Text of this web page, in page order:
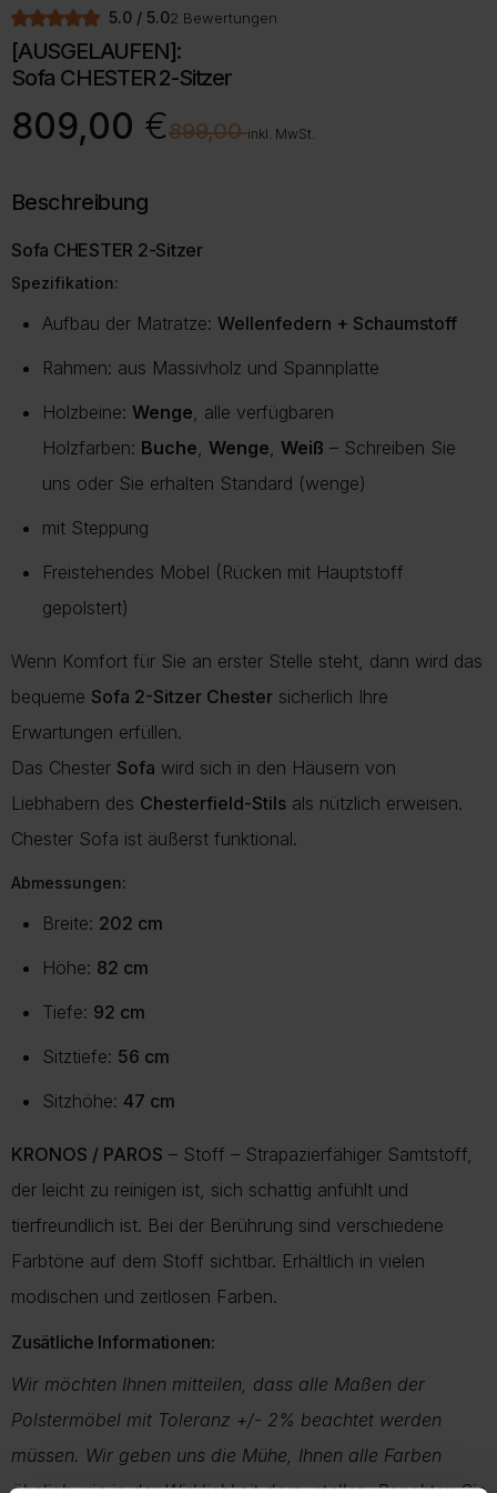
5.0 / 5.02 Bewertungen
[AUSGELAUFEN]:
Sofa CHESTER 2-Sitzer
€
899,00
Ursprünglicher
Preis
809,00 €
Aktueller
Preis inkl. MwSt.
Beschreibung
Sofa CHESTER 2-Sitzer
Spezifikation:
Aufbau der Matratze: Wellenfedern + Schaumstoff
Rahmen: aus Massivholz und Spannplatte
Holzbeine: Wenge, alle verfügbaren
Holzfarben: Buche, Wenge, Weiß – Schreiben Sie
uns oder Sie erhalten Standard (wenge)
mit Steppung
Freistehendes Möbel (Rücken mit Hauptstoff
gepolstert)
Wenn Komfort für Sie an erster Stelle steht, dann wird das
bequeme Sofa 2-Sitzer Chester sicherlich Ihre
Erwartungen erfüllen.
Das Chester Sofa wird sich in den Häusern von
Liebhabern des Chesterfield-Stils als nützlich erweisen.
Chester Sofa ist äußerst funktional.
Abmessungen:
Breite: 202 cm
Höhe: 82 cm
Tiefe: 92 cm
Sitztiefe: 56 cm
Sitzhöhe: 47 cm
KRONOS / PAROS – Stoff – Strapazierfähiger Samtstoff,
der leicht zu reinigen ist, sich schattig anfühlt und
tierfreundlich ist. Bei der Berührung sind verschiedene
Farbtöne auf dem Stoff sichtbar. Erhältlich in vielen
modischen und zeitlosen Farben.
Zusätliche Informationen:
Wir möchten Ihnen mitteilen, dass alle Maßen der
Polstermöbel mit Toleranz +/- 2% beachtet werden
müssen. Wir geben uns die Mühe, Ihnen alle Farben